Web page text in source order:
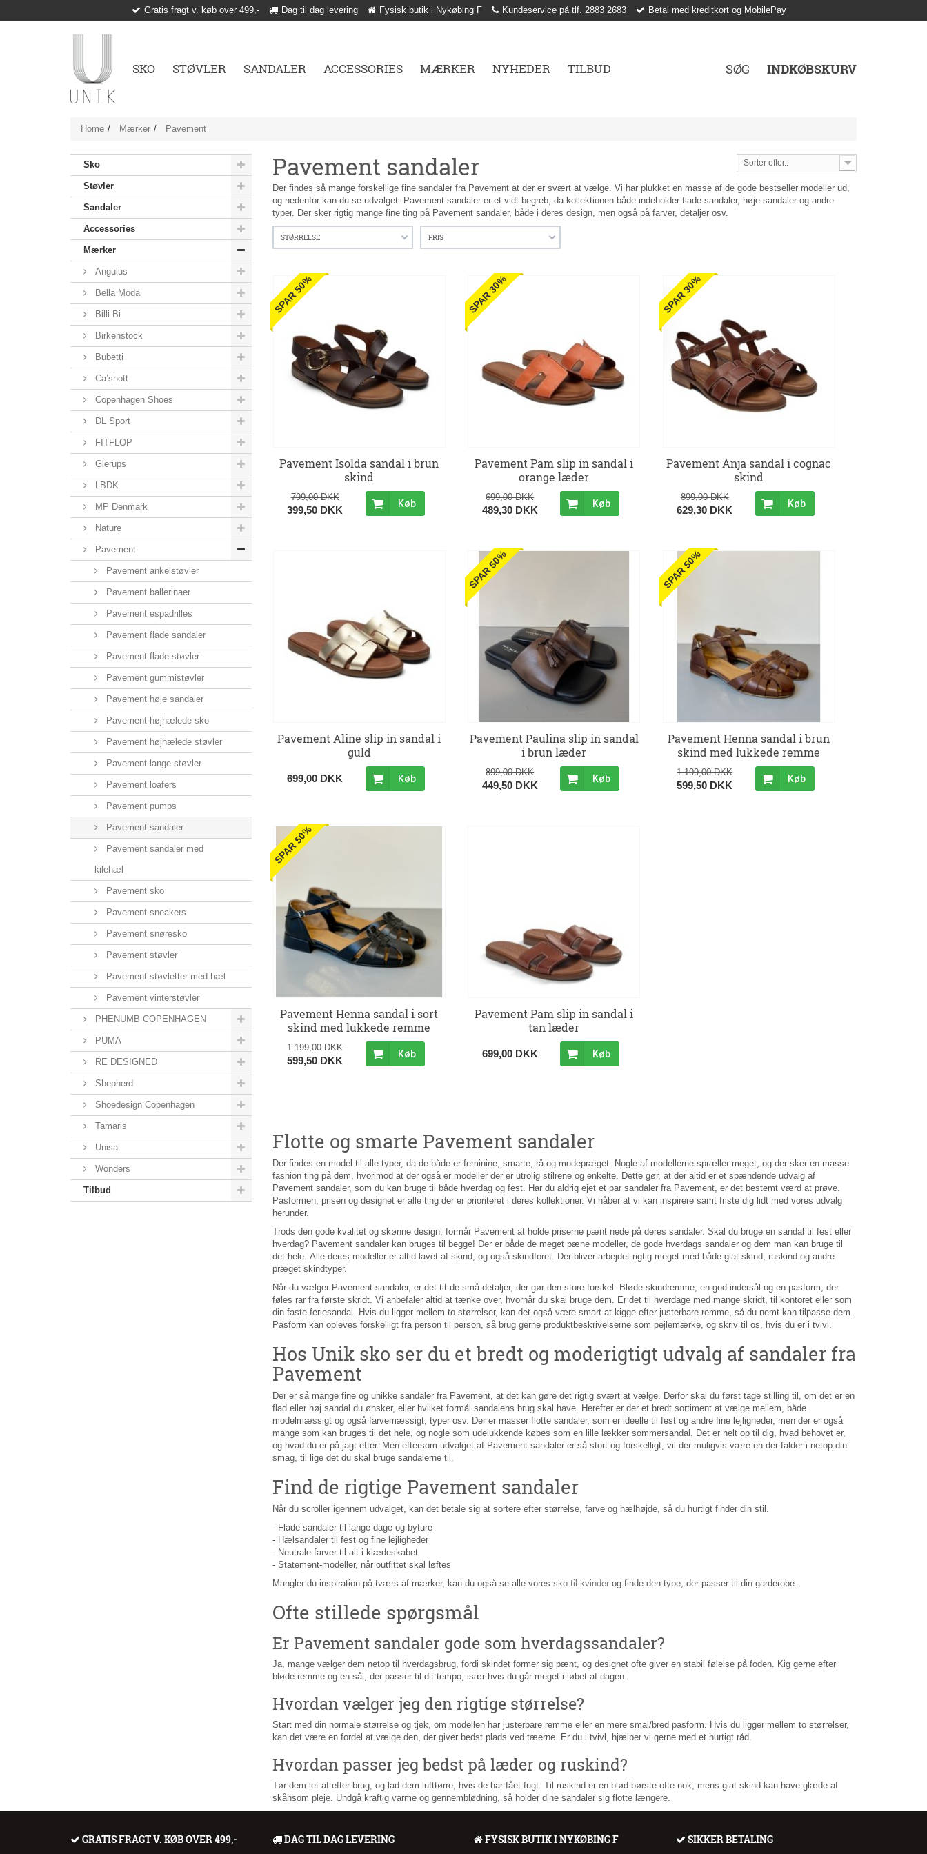
Gratis fragt v. køb over 499,- Dag til dag levering Fysisk butik i Nykøbing F Kundeservice på tlf. 2883 2683 Betal med kreditkort og MobilePay
SKO STØVLER SANDALER ACCESSORIES MÆRKER NYHEDER TILBUD SØG INDKØBSKURV
Home Mærker Pavement
Sko
Støvler
Sandaler
Accessories
Mærker
Angulus
Bella Moda
Billi Bi
Birkenstock
Bubetti
Ca’shott
Copenhagen Shoes
DL Sport
FITFLOP
Glerups
LBDK
MP Denmark
Nature
Pavement
Pavement ankelstøvler
Pavement ballerinaer
Pavement espadrilles
Pavement flade sandaler
Pavement flade støvler
Pavement gummistøvler
Pavement høje sandaler
Pavement højhælede sko
Pavement højhælede støvler
Pavement lange støvler
Pavement loafers
Pavement pumps
Pavement sandaler
Pavement sandaler med
kilehæl
Pavement sko
Pavement sneakers
Pavement snøresko
Pavement støvler
Pavement støvletter med hæl
Pavement vinterstøvler
PHENUMB COPENHAGEN
PUMA
RE DESIGNED
Shepherd
Shoedesign Copenhagen
Tamaris
Unisa
Wonders
Tilbud
Pavement sandaler Sorter efter..
Der findes så mange forskellige fine sandaler fra Pavement at der er svært at vælge. Vi har plukket en masse af de gode bestseller modeller ud,
og nedenfor kan du se udvalget. Pavement sandaler er et vidt begreb, da kollektionen både indeholder flade sandaler, høje sandaler og andre
typer. Der sker rigtig mange fine ting på Pavement sandaler, både i deres design, men også på farver, detaljer osv.
STØRRELSE PRIS
SPAR 50%
Pavement Isolda sandal i brun
skind
799,00 DKK
399,50 DKK
Køb
SPAR 30%
Pavement Pam slip in sandal i
orange læder
699,00 DKK
489,30 DKK
Køb
SPAR 30%
Pavement Anja sandal i cognac
skind
899,00 DKK
629,30 DKK
Køb
Pavement Aline slip in sandal i
guld
699,00 DKK Køb
SPAR 50%
Pavement Paulina slip in sandal
i brun læder
899,00 DKK
449,50 DKK
Køb
SPAR 50%
Pavement Henna sandal i brun
skind med lukkede remme
1 199,00 DKK
599,50 DKK
Køb
SPAR 50%
Pavement Henna sandal i sort
skind med lukkede remme
1 199,00 DKK
599,50 DKK
Køb
Pavement Pam slip in sandal i
tan læder
699,00 DKK Køb
Flotte og smarte Pavement sandaler
Der findes en model til alle typer, da de både er feminine, smarte, rå og modepræget. Nogle af modellerne spræller meget, og der sker en masse
fashion ting på dem, hvorimod at der også er modeller der er utrolig stilrene og enkelte. Dette gør, at der altid er et spændende udvalg af
Pavement sandaler, som du kan bruge til både hverdag og fest. Har du aldrig ejet et par sandaler fra Pavement, er det bestemt værd at prøve.
Pasformen, prisen og designet er alle ting der er prioriteret i deres kollektioner. Vi håber at vi kan inspirere samt friste dig lidt med vores udvalg
herunder.
Trods den gode kvalitet og skønne design, formår Pavement at holde priserne pænt nede på deres sandaler. Skal du bruge en sandal til fest eller
hverdag? Pavement sandaler kan bruges til begge! Der er både de meget pæne modeller, de gode hverdags sandaler og dem man kan bruge til
det hele. Alle deres modeller er altid lavet af skind, og også skindforet. Der bliver arbejdet rigtig meget med både glat skind, ruskind og andre
præget skindtyper.
Når du vælger Pavement sandaler, er det tit de små detaljer, der gør den store forskel. Bløde skindremme, en god indersål og en pasform, der
føles rar fra første skridt. Vi anbefaler altid at tænke over, hvornår du skal bruge dem. Er det til hverdage med mange skridt, til kontoret eller som
din faste feriesandal. Hvis du ligger mellem to størrelser, kan det også være smart at kigge efter justerbare remme, så du nemt kan tilpasse dem.
Pasform kan opleves forskelligt fra person til person, så brug gerne produktbeskrivelserne som pejlemærke, og skriv til os, hvis du er i tvivl.
Hos Unik sko ser du et bredt og moderigtigt udvalg af sandaler fra
Pavement
Der er så mange fine og unikke sandaler fra Pavement, at det kan gøre det rigtig svært at vælge. Derfor skal du først tage stilling til, om det er en
flad eller høj sandal du ønsker, eller hvilket formål sandalens brug skal have. Herefter er der et bredt sortiment at vælge mellem, både
modelmæssigt og også farvemæssigt, typer osv. Der er masser flotte sandaler, som er ideelle til fest og andre fine lejligheder, men der er også
mange som kan bruges til det hele, og nogle som udelukkende købes som en lille lækker sommersandal. Det er helt op til dig, hvad behovet er,
og hvad du er på jagt efter. Men eftersom udvalget af Pavement sandaler er så stort og forskelligt, vil der muligvis være en der falder i netop din
smag, til lige det du skal bruge sandalerne til.
Find de rigtige Pavement sandaler
Når du scroller igennem udvalget, kan det betale sig at sortere efter størrelse, farve og hælhøjde, så du hurtigt finder din stil.
- Flade sandaler til lange dage og byture
- Hælsandaler til fest og fine lejligheder
- Neutrale farver til alt i klædeskabet
- Statement-modeller, når outfittet skal løftes
Mangler du inspiration på tværs af mærker, kan du også se alle vores sko til kvinder og finde den type, der passer til din garderobe.
Ofte stillede spørgsmål
Er Pavement sandaler gode som hverdagssandaler?
Ja, mange vælger dem netop til hverdagsbrug, fordi skindet former sig pænt, og designet ofte giver en stabil følelse på foden. Kig gerne efter
bløde remme og en sål, der passer til dit tempo, især hvis du går meget i løbet af dagen.
Hvordan vælger jeg den rigtige størrelse?
Start med din normale størrelse og tjek, om modellen har justerbare remme eller en mere smal/bred pasform. Hvis du ligger mellem to størrelser,
kan det være en fordel at vælge den, der giver bedst plads ved tæerne. Er du i tvivl, hjælper vi gerne med et hurtigt råd.
Hvordan passer jeg bedst på læder og ruskind?
Tør dem let af efter brug, og lad dem lufttørre, hvis de har fået fugt. Til ruskind er en blød børste ofte nok, mens glat skind kan have glæde af
skånsom pleje. Undgå kraftig varme og gennemblødning, så holder dine sandaler sig flotte længere.
GRATIS FRAGT V. KØB OVER 499,- DAG TIL DAG LEVERING FYSISK BUTIK I NYKØBING F SIKKER BETALING